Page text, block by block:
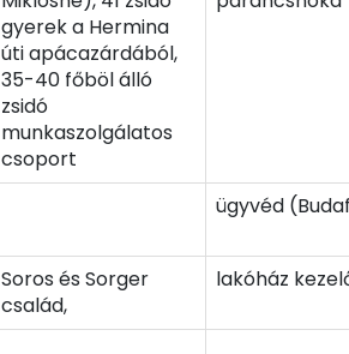
gyerek a Hermina
úti apácazárdából,
35-40 főböl álló
zsidó
munkaszolgálatos
csoport
ügyvéd
Soros és Sorger
család,
lakóház